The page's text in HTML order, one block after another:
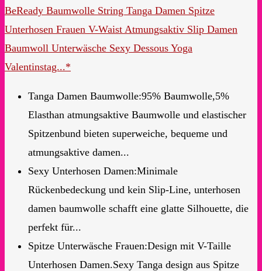
BeReady Baumwolle String Tanga Damen Spitze
Unterhosen Frauen V-Waist Atmungsaktiv Slip Damen
Baumwoll Unterwäsche Sexy Dessous Yoga
Valentinstag...*
Tanga Damen Baumwolle:95% Baumwolle,5%
Elasthan atmungsaktive Baumwolle und elastischer
Spitzenbund bieten superweiche, bequeme und
atmungsaktive damen...
Sexy Unterhosen Damen:Minimale
Rückenbedeckung und kein Slip-Line, unterhosen
damen baumwolle schafft eine glatte Silhouette, die
perfekt für...
Spitze Unterwäsche Frauen:Design mit V-Taille
Unterhosen Damen.Sexy Tanga design aus Spitze